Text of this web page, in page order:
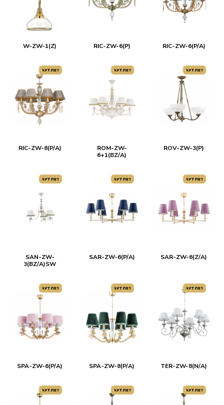
W-ZW-1(Z) RIC-ZW-6(P) RIC-ZW-6(P/A)
АУТЛЕТ
RIC-ZW-8(P/A)
АУТЛЕТ
ROM-ZW-
6+1(BZ/A)
АУТЛЕТ
ROV-ZW-3(P)
АУТЛЕТ
SAN-ZW-
3(BZ/A)SW
АУТЛЕТ
SAR-ZW-6(P/A)
АУТЛЕТ
SAR-ZW-6(Z/A)
АУТЛЕТ
SPA-ZW-6(P/A)
АУТЛЕТ
SPA-ZW-8(P/A)
АУТЛЕТ
TER-ZW-8(N/A)
АУТЛЕТ АУТЛЕТ АУТЛЕТ